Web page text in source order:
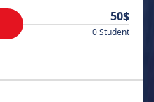
50$
0 Student